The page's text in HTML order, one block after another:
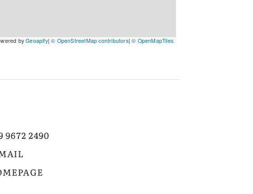
byGeoapify|© OpenStreetMap contributors|© OpenMapTiles
9672 2490